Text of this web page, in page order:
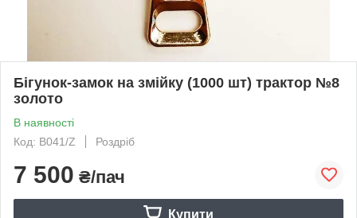
Бігунок-замок на змійку (1000 шт) трактор №8
золото
В наявності
Код: B041/Z
Роздріб
7 500 ₴/пач
Купити